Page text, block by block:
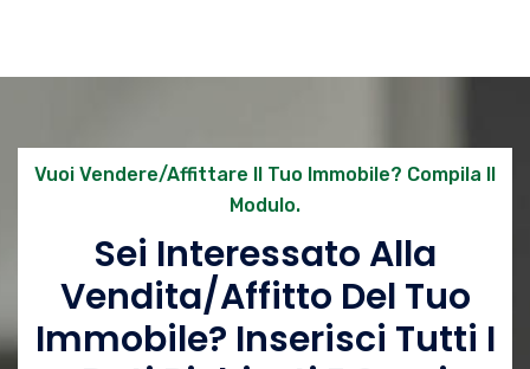
Vuoi Vendere/affittare Il Tuo Immobile? Compila Il
Modulo.
Sei Interessato Alla
Vendita/affitto Del Tuo
Immobile? Inserisci Tutti I